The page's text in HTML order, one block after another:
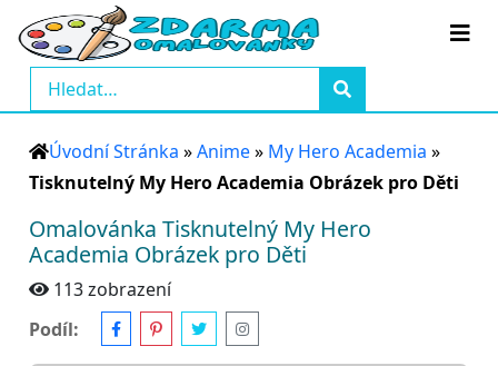
Úvodní Stránka »Anime» My Hero Academia »
Tisknutelný My Hero Academia Obrázek pro Děti
Omalovánka Tisknutelný My Hero
Academia Obrázek pro Děti
113 zobrazení
Podíl: